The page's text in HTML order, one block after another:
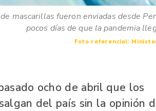
mascarillas fueron enviadas desde
pocos días de que la pandemia
Foto referencial:
ocho de abril que los
del país sin la opinión